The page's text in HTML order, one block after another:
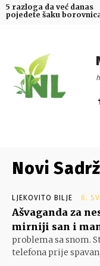
5 razloga da već danas
pojedete šaku
Novi
LJEKOVITO BILJE 6.
Ašvaganda za
mirniji san i
problema sa snom.
telefona prije